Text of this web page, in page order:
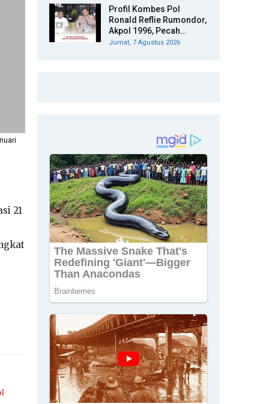
21
Profil Kombes Pol
Ronald Reflie Rumondor,
Akpol 1996, Pecah…
Jumat, 7 Agustus 2026